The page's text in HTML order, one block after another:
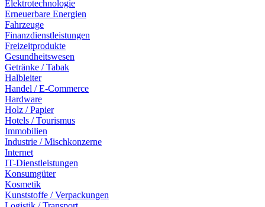
Elektrotechnologie
Erneuerbare Energien
Fahrzeuge
Finanzdienstleistungen
Freizeitprodukte
Gesundheitswesen
Getränke / Tabak
Halbleiter
Handel / E-Commerce
Hardware
Holz / Papier
Hotels / Tourismus
Immobilien
Industrie / Mischkonzerne
Internet
IT-Dienstleistungen
Konsumgüter
Kosmetik
Kunststoffe / Verpackungen